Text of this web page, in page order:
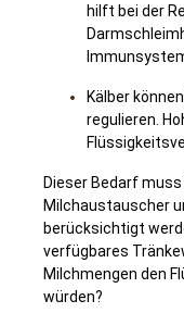
hilft bei der
Kälber
regulieren.
Dieser Bedarf
Milchaustauscher
berücksichtigt
verfügbares
Milchmengen den
würden?